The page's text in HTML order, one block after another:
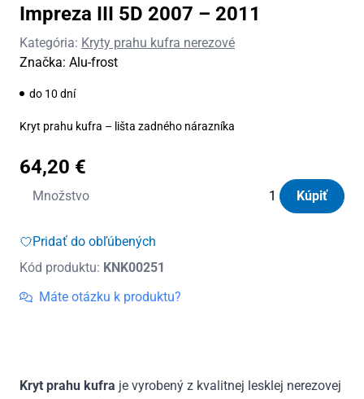
Impreza III 5D 2007 – 2011
Kategória: Kryty prahu kufra nerezové
Značka: Alu-frost
do 10 dní
Kryt prahu kufra – lišta zadného nárazníka
64,20 €
Množstvo
množstvo
prahu
nerezový
Subaru
-
Kúpiť
Pridať do obľúbených
Kód produktu: KNK00251
Máte otázku k produktu?
Kryt prahu kufra je vyrobený z kvalitnej lesklej nerezovej